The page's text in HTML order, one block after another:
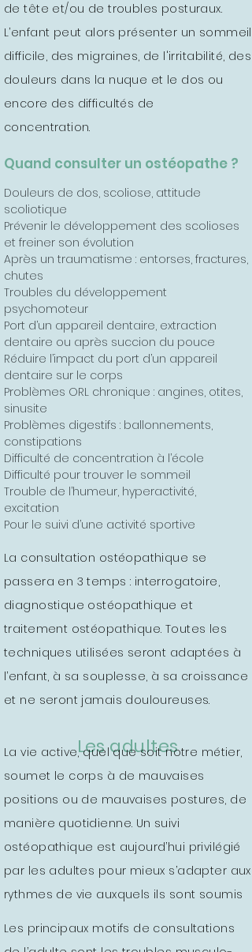
de tête et/ou de troubles posturaux.
L’enfant peut alors présenter un sommeil
difficile, des migraines, de l'irritabilité, des
douleurs dans la nuque et le dos ou
encore des difficultés de
concentration.
Quand consulter un ostéopathe ?
Douleurs de dos, scoliose, attitude
scoliotique
Prévenir le développement des scolioses
et freiner son évolution
Après un traumatisme : entorses, fractures,
chutes
Troubles du développement
psychomoteur
Port d’un appareil dentaire, extraction
dentaire ou après succion du pouce
Réduire l’impact du port d’un appareil
dentaire sur le corps
Problèmes ORL chronique : angines, otites,
sinusite
Problèmes digestifs : ballonnements,
constipations
Difficulté de concentration à l’école
Difficulté pour trouver le sommeil
Trouble de l’humeur, hyperactivité,
excitation
Pour le suivi d’une activité sportive
La consultation ostéopathique se
passera en 3 temps : interrogatoire,
diagnostique ostéopathique et
traitement ostéopathique. Toutes les
techniques utilisées seront adaptées à
l’enfant, à sa souplesse, à sa croissance
et ne seront jamais douloureuses.
Les adultes
La vie active, quel que soit notre métier,
soumet le corps à de mauvaises
positions ou de mauvaises postures, de
manière quotidienne. Un suivi
ostéopathique est aujourd’hui privilégié
par les adultes pour mieux s’adapter aux
rythmes de vie auxquels ils sont soumis
Les principaux motifs de consultations